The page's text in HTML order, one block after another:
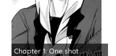
Chapter 1: One shot